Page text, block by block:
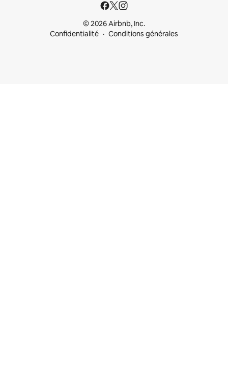
© 2026 Airbnb, Inc.
Confidentialité
Conditions générales